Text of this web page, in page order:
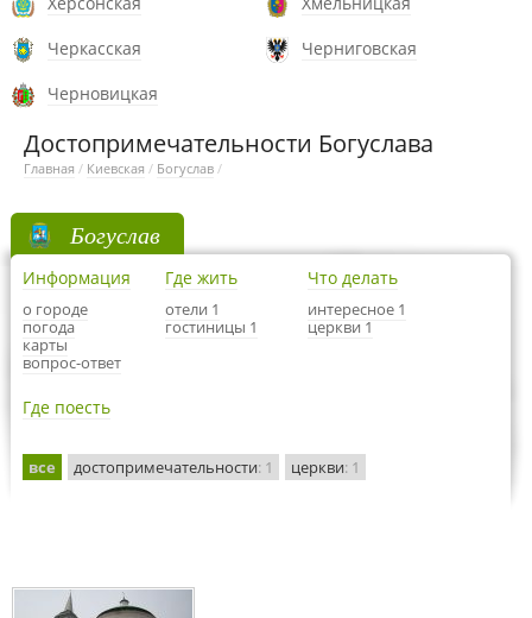
Черкасская
Черниговская
Черновицкая
Достопримечательности Богуслава
Главная / Киевская / Богуслав /
Богуслав
Информация
о городе
погода
карты
вопрос-ответ
Где жить
отели 1
гостиницы 1
Что делать
интересное 1
церкви 1
Где поесть
все достопримечательности: 1 церкви: 1